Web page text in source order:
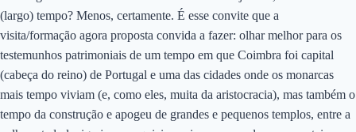
(largo) tempo? Menos, certamente. É esse convite que a
visita/formação agora proposta convida a fazer: olhar melhor para os
testemunhos patrimoniais de um tempo em que Coimbra foi capital
(cabeça do reino) de Portugal e uma das cidades onde os monarcas
mais tempo viviam (e, como eles, muita da aristocracia), mas também o
tempo da construção e apogeu de grandes e pequenos templos, entre a